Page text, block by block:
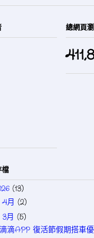
總網頁
檔
(13)
4月 (2)
3月 (5)
滴滴APP 復活節假期搭車